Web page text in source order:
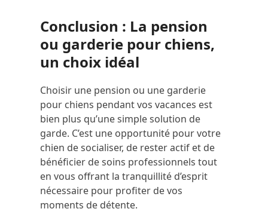
Conclusion : La pension
ou garderie pour chiens,
un choix idéal
Choisir une pension ou une garderie
pour chiens pendant vos vacances est
bien plus qu’une simple solution de
garde. C’est une opportunité pour votre
chien de socialiser, de rester actif et de
bénéficier de soins professionnels tout
en vous offrant la tranquillité d’esprit
nécessaire pour profiter de vos
moments de détente.